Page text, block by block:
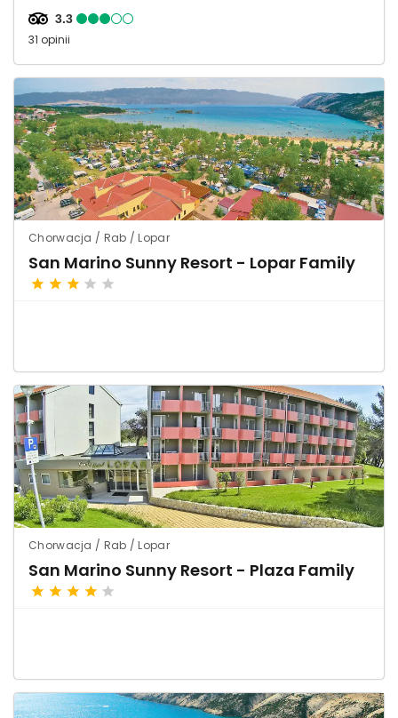
3.3
31 opinii
Chorwacja / Rab / Lopar
San Marino Sunny Resort - Lopar Family
Chorwacja / Rab / Lopar
San Marino Sunny Resort - Plaza Family